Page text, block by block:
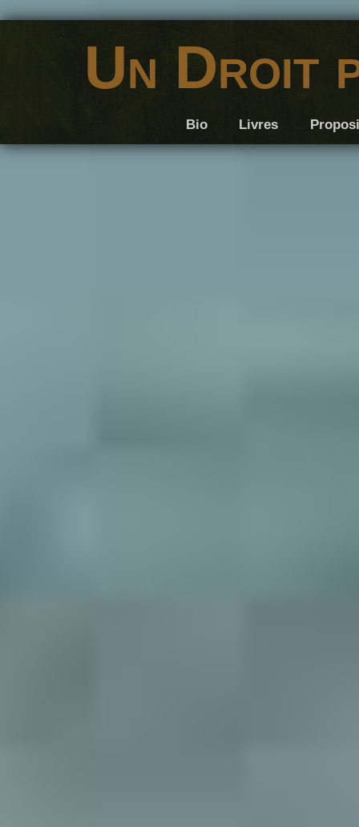
Un Droit
Bio Livres